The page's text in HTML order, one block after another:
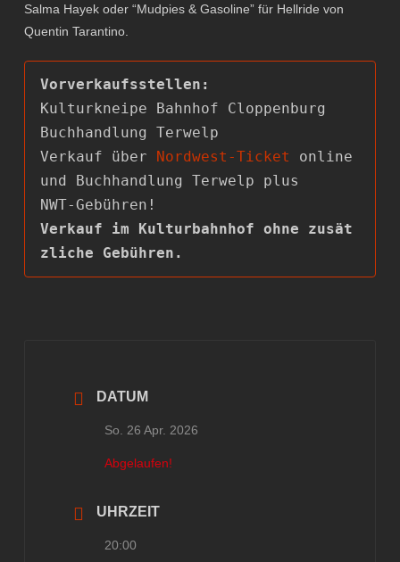
Salma Hayek oder “Mudpies & Gasoline” für Hellride von
Quentin Tarantino.
Kulturkneipe Bahnhof Cloppenburg
Buchhandlung Terwelp
Verkauf über Nordwest-Ticket
online
und Buchhandlung Terwelp plus
Verkauf im Kulturbahnhof ohne zusät
zliche Gebühren.
DATUM
So. 26 Apr. 2026
Abgelaufen!
UHRZEIT
20:00